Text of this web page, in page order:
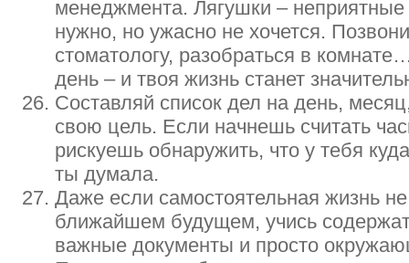
менеджмента. Лягушки – неприятные
нужно, но ужасно не хочется.
стоматологу, разобраться в
день – и твоя жизнь станет
Составляй список дел на день,
свою цель. Если начнешь считать
рискуешь обнаружить, что у тебя
ты думала.
Даже если самостоятельная жизнь не
ближайшем будущем, учись
важные документы и просто